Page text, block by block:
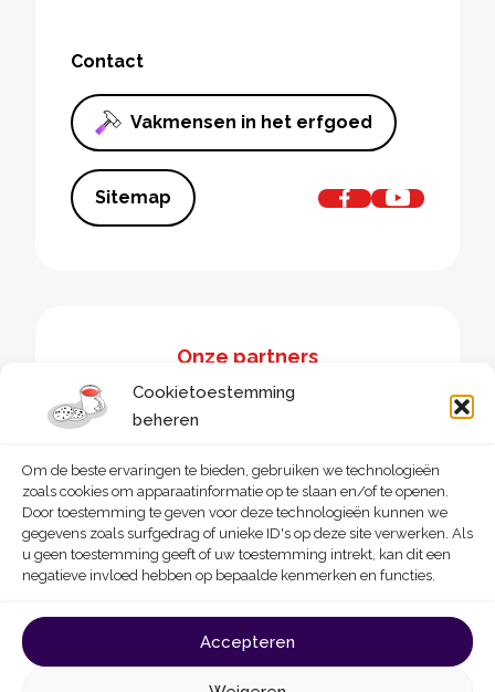
Cookietoestemming
beheren
Om de beste ervaringen te bieden, gebruiken we technologieën
zoals cookies om apparaatinformatie op te slaan en/of te openen.
Door toestemming te geven voor deze technologieën kunnen we
gegevens zoals surfgedrag of unieke ID's op deze site verwerken. Als
u geen toestemming geeft of uw toestemming intrekt, kan dit een
negatieve invloed hebben op bepaalde kenmerken en functies.
Accepteren
Contact
Vakmensen in het erfgoed
Sitemap
Onze partners
love